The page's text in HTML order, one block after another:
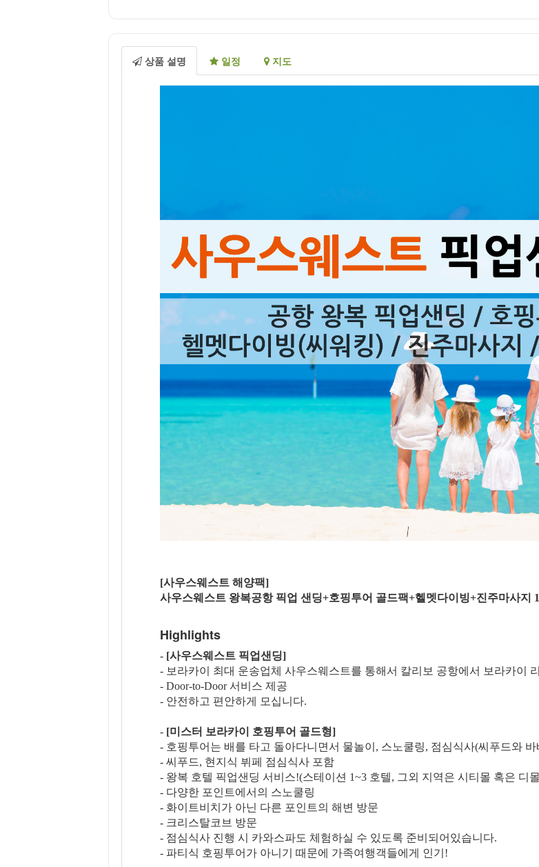
상품 설명 일정 지도
[사우스웨스트 해양팩]
사우스웨스트 왕복공항 픽업 샌딩+호핑투어 골드팩+헬멧다이빙+진주마사지
Highlights
- [사우스웨스트 픽업샌딩]
- 보라카이 최대 운송업체 사우스웨스트를 통해서 칼리보 공항에서 보라카이
- Door-to-Door 서비스 제공
- 안전하고 편안하게 모십니다.
- [미스터 보라카이 호핑투어 골드형]
- 호핑투어는 배를 타고 돌아다니면서 물놀이, 스노쿨링, 점심식사(씨푸드와
- 씨푸드, 현지식 뷔페 점심식사 포함
- 왕복 호텔 픽업샌딩 서비스!(스테이션 1~3 호텔, 그외 지역은 시티몰 혹은 디
- 다양한 포인트에서의 스노쿨링
- 화이트비치가 아닌 다른 포인트의 해변 방문
- 크리스탈코브 방문
- 점심식사 진행 시 카와스파도 체험하실 수 있도록 준비되어있습니다.
- 파티식 호핑투어가 아니기 때문에 가족여행객들에게 인기!